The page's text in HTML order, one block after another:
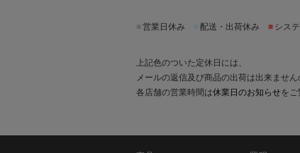
営業日休み 配送・出荷休み ■ シス
上記色のついた定休日には、
メールの返信及び商品の出荷は出来ません
各店舗の営業時間は休業日のお知らせをご